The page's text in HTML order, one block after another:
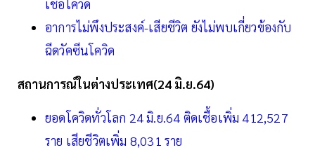
เชื้อโควิด
อาการไม่พึงประสงค์-เสียชีวิต ยังไม่พบเกี่ยวข้องกับ
ฉีดวัคซีนโควิด
สถานการณ์ในต่างประเทศ(24 มิ.ย.64)
ยอดโควิดทั่วโลก 24 มิ.ย.64 ติดเชื้อเพิ่ม 412,527
ราย เสียชีวิตเพิ่ม 8,031 ราย